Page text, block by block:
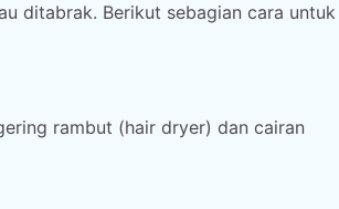
ditabrak. Berikut sebagian cara untuk
rambut (hair dryer) dan cairan